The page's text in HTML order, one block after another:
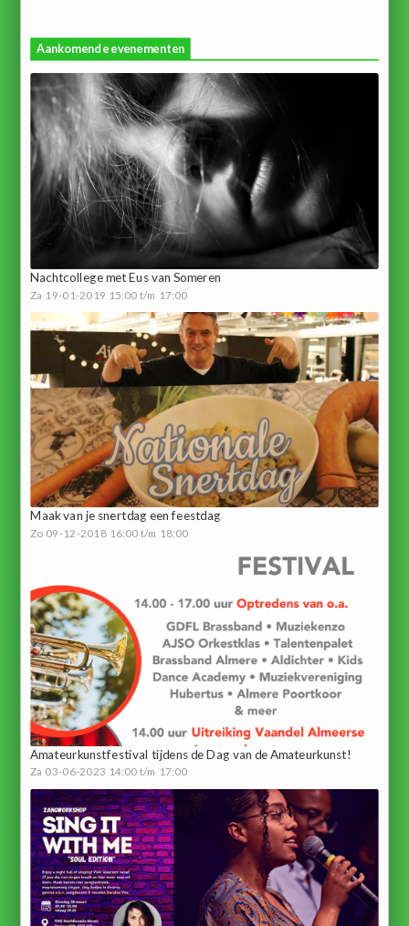
Aankomende evenementen
Nachtcollege met Eus van Someren
Za 19-01-2019 15:00 t/m 17:00
Maak van je snertdag een feestdag
Zo 09-12-2018 16:00 t/m 18:00
Amateurkunstfestival tijdens de Dag van de Amateurkunst!
Za 03-06-2023 14:00 t/m 17:00